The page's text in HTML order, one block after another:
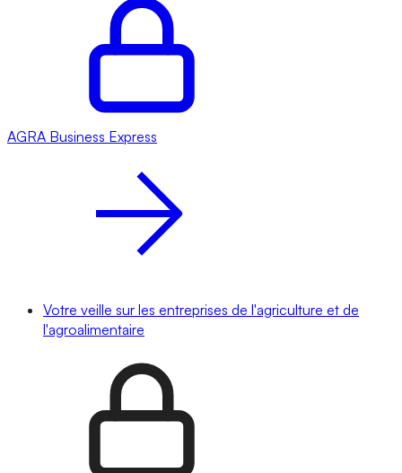
AGRA Business Express
Votre veille sur les entreprises de l'agriculture et de
l'agroalimentaire